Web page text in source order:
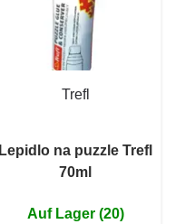
Trefl
Lepidlo na puzzle Trefl
70ml
Auf Lager (20)